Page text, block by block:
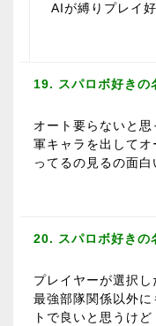
AIが縛りプレイ
19. スパロボ好きの
オート要らないと
軍キャラを出して
ってるの見るの面白
20. スパロボ好きの
プレイヤーが選択
最強部隊関係以外
トで良いと思うけど